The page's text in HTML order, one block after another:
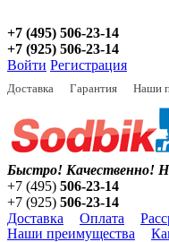
+7 (495) 506-23-14
+7 (925) 506-23-14
Войти Регистрация
Доставка Гарантия Наши
Быстро! Качественно!
+7 (495) 506-23-14
+7 (925) 506-23-14
Доставка
Оплата
Наши преимущества